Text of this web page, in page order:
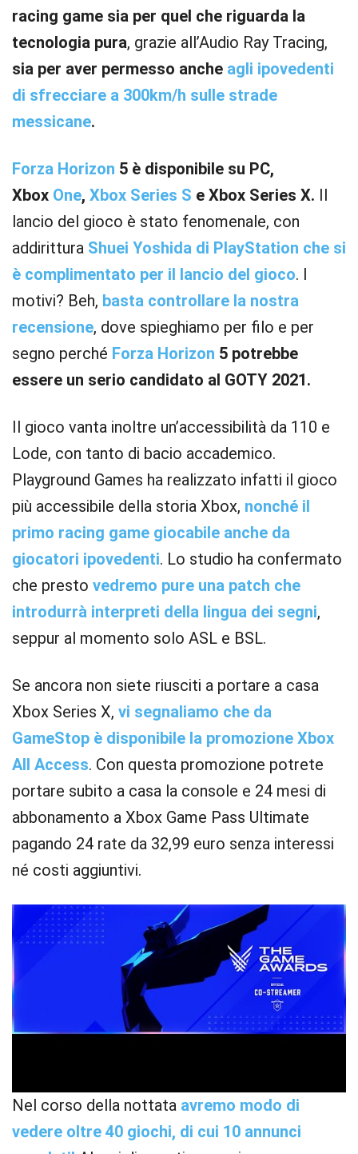
racing game sia per quel che riguarda la
tecnologia pura, grazie all’Audio Ray Tracing,
sia per aver permesso anche agli ipovedenti
di sfrecciare a 300km/h sulle strade
messicane.
Forza Horizon 5 è disponibile su PC,
Xbox One, Xbox Series S e Xbox Series X. Il
lancio del gioco è stato fenomenale, con
addirittura Shuei Yoshida di PlayStation che si
è complimentato per il lancio del gioco. I
motivi? Beh, basta controllare la nostra
recensione, dove spieghiamo per filo e per
segno perché Forza Horizon 5 potrebbe
essere un serio candidato al GOTY 2021.
Il gioco vanta inoltre un’accessibilità da 110 e
Lode, con tanto di bacio accademico.
Playground Games ha realizzato infatti il gioco
più accessibile della storia Xbox, nonché il
primo racing game giocabile anche da
giocatori ipovedenti. Lo studio ha confermato
che presto vedremo pure una patch che
introdurrà interpreti della lingua dei segni,
seppur al momento solo ASL e BSL.
Se ancora non siete riusciti a portare a casa
Xbox Series X, vi segnaliamo che da
GameStop è disponibile la promozione Xbox
All Access. Con questa promozione potrete
portare subito a casa la console e 24 mesi di
abbonamento a Xbox Game Pass Ultimate
pagando 24 rate da 32,99 euro senza interessi
né costi aggiuntivi.
Nel corso della nottata avremo modo di
vedere oltre 40 giochi, di cui 10 annunci